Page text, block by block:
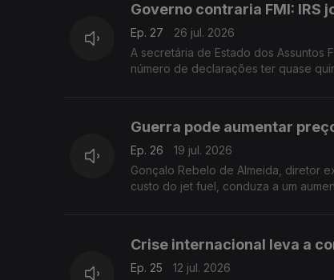
Governo contraria FMI: IRS
Ep. 27
26 jul. 2026
A secretária de Estado dos Assuntos
número de declarações ter quase
Guerra pode aumentar
Ep. 26
19 jul. 2026
Gonçalo Rebelo de Almeida, diretor
custo do jet fuel, conduza a um
Crise internacional leva a
Ep. 25
12 jul. 2026